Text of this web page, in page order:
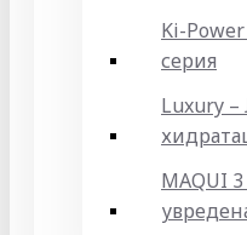
Ki-
серия
Luxury –
MAQUI